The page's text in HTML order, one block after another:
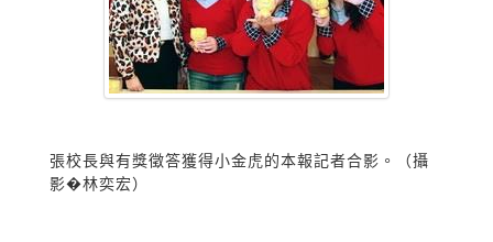
張校長與有獎徵答獲得小金虎的本報記者合影。（攝
影�林奕宏）